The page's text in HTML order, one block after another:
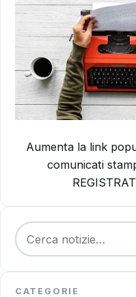
Aumenta la link
comunicati
Cerca:
CATEGORIE